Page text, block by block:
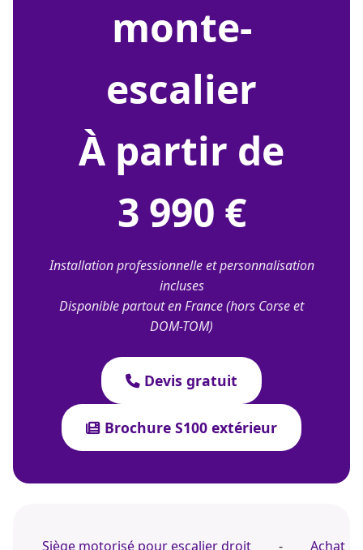
monte-
escalier
À partir de
3 990 €
Installation professionnelle et personnalisation
incluses
Disponible partout en France (hors Corse et
DOM-TOM)
Devis gratuit
Brochure S100 extérieur
Siège motorisé pour escalier droit - Achat